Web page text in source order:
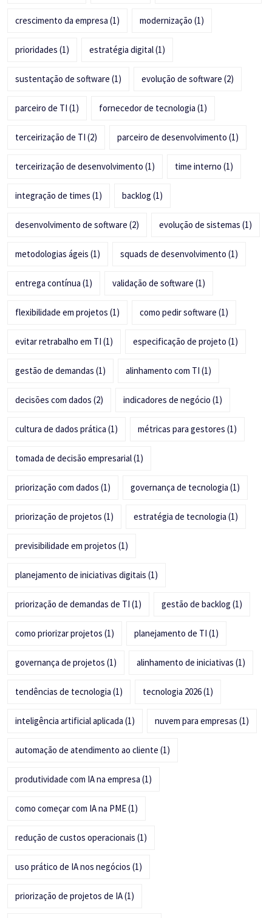
crescimento da empresa (1) modernização (1)
prioridades (1) estratégia digital(1)
sustentação de software (1) evolução de software (2)
parceiro de TI (1) fornecedor de tecnologia (1)
terceirização de TI (2) parceiro de desenvolvimento (1)
terceirização de desenvolvimento (1) time interno (1)
integração de times (1) backlog (1)
desenvolvimento de software (2) evolução de sistemas (1)
metodologias ágeis (1) squads de desenvolvimento (1)
entrega contínua (1) validação de software (1)
flexibilidade em projetos (1) como pedir software (1)
evitar retrabalho em TI (1) especificação de projeto (1)
gestão de demandas (1) alinhamento com TI (1)
decisões com dados (2) indicadores de negócio (1)
cultura de dados prática (1) métricas para gestores (1)
tomada de decisão empresarial(1)
priorização com dados (1) governança de tecnologia (1)
priorização de projetos (1) estratégia de tecnologia (1)
previsibilidade em projetos (1)
planejamento de iniciativas digitais (1)
priorização de demandas de TI (1) gestão de backlog (1)
como priorizar projetos (1) planejamento de TI (1)
governança de projetos (1) alinhamento de iniciativas (1)
tendências de tecnologia (1) tecnologia 2026(1)
inteligência artificial aplicada (1) nuvem para empresas (1)
automação de atendimento ao cliente (1)
produtividade com IA na empresa (1)
como começar com IA na PME(1)
redução de custos operacionais (1)
uso prático de IA nos negócios (1)
priorização de projetos de IA(1)